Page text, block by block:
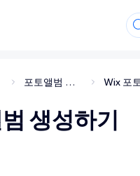
포토앨범 설정하기
생성하기